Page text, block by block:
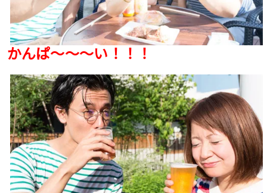
かんぱ〜〜〜い！！！